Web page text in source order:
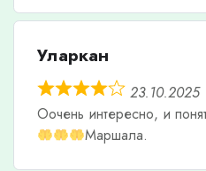
Уларкан
23.10.2025
Оочень интересно, и
Маршала.